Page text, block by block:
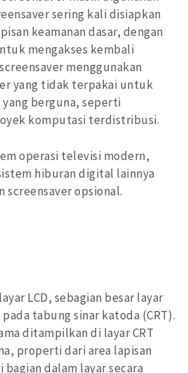
sering kali disiapkan
keamanan dasar, dengan
mengakses kembali
menggunakan
yang tidak terpakai untuk
berguna, seperti
komputasi terdistribusi.
operasi televisi modern,
hiburan digital lainnya
screensaver opsional.
LCD, sebagian besar layar
tabung sinar katoda (CRT).
ditampilkan di layar CRT
properti dari area lapisan
dalam layar secara